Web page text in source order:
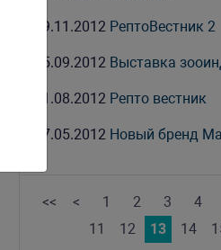
09.11.2012 РептоВестник 2
05.09.2012 Выставка
31.08.2012 Репто вестник
17.05.2012 Новый бренд
<< < 1 2 3 4
11
12 13 14